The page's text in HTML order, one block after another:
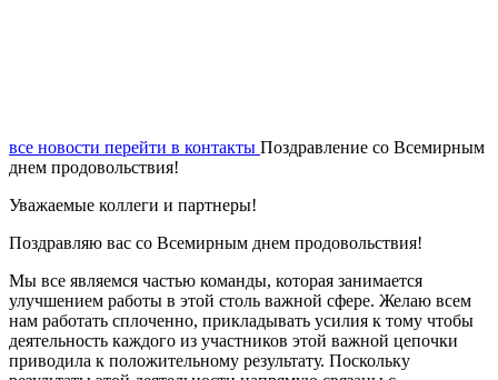
все новости перейти в контакты Поздравление со Всемирным
днем продовольствия!
Уважаемые коллеги и партнеры!
Поздравляю вас со Всемирным днем продовольствия!
Мы все являемся частью команды, которая занимается
улучшением работы в этой столь важной сфере. Желаю всем
нам работать сплоченно, прикладывать усилия к тому чтобы
деятельность каждого из участников этой важной цепочки
приводила к положительному результату. Поскольку